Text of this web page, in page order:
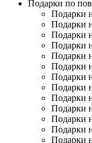
Подарки по
Подарки
Подарки
Подарки
Подарки
Подарки
Подарки
Подарки
Подарки
Подарки
Подарки
Подарки
Подарки
Подарки